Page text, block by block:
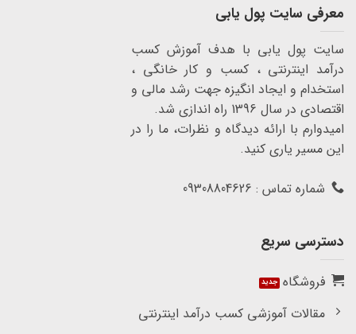
معرفی سایت پول یابی
سایت پول یابی با هدف آموزش کسب
درآمد اینترنتی ، کسب و کار خانگی ،
استخدام و ایجاد انگیزه جهت رشد مالی و
اقتصادی در سال 1396 راه اندازی شد.
امیدوارم با ارائه دیدگاه و نظرات، ما را در
این مسیر یاری کنید.
شماره تماس : 09308804626
دسترسی سریع
فروشگاه
مقالات آموزشی کسب درآمد اینترنتی